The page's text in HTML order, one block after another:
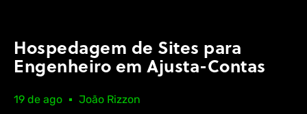
Hospedagem de Sites para
Engenheiro em Ajusta-Contas
19 de ago João Rizzon